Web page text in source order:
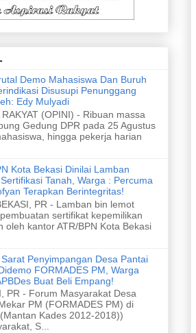
Demo Mahasiswa Dan Buruh
Disusupi Penunggang
Edy Mulyadi
RAKYAT (OPINI) - Ribuan massa
Gedung DPR pada 25 Agustus
hingga pekerja harian
Kota Bekasi Dinilai Lamban
Tanah, Warga : Percuma
Terapkan Berintegritas!
PR - Lamban bin lemot
sertifikat kepemilikan
oleh kantor ATR/BPN Kota Bekasi
Penyimpangan Desa Pantai
FORMADES PM, Warga
Buat Beli Empang!
PR - Forum Masyarakat Desa
PM (FORMADES PM) di
Kades 2012-2018))
S...